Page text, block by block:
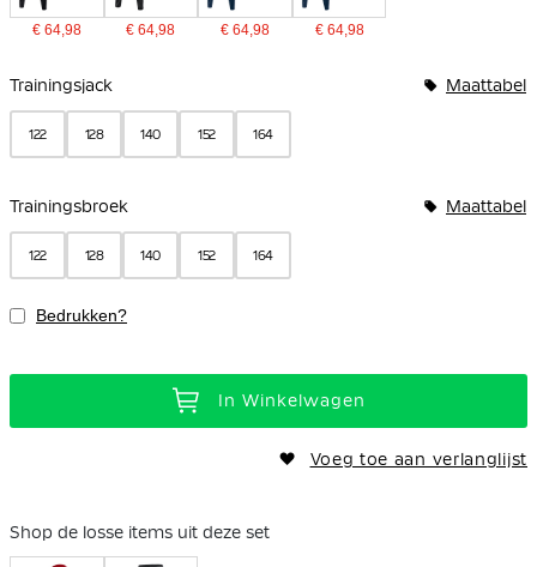
€ 64,98 € 64,98 € 64,98 € 64,98
Trainingsjack Maattabel
122 128 140 152 164
Trainingsbroek Maattabel
122 128 140 152 164
Bedrukken?
In Winkelwagen
Voeg toe aan verlanglijst
Shop de losse items uit deze set